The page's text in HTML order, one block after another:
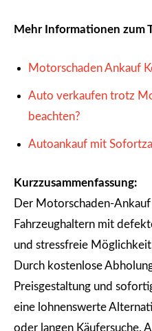
Mehr Informationen zum
Motorschaden Ankauf
Auto verkaufen trotz
beachten?
Autoankauf mit
Kurzzusammenfassung:
Der Motorschaden-
Fahrzeughaltern mit
und stressfreie
Durch kostenlose
Preisgestaltung und
eine lohnenswerte
oder langen Käufersuche.